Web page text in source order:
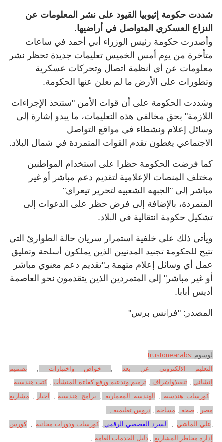
شددت حكومة إثيوبيا القيود على نشر المعلومات عن
النزاع العسكري المتواصل في أراضيها.
وأصدرت حكومة رئيس الوزراء أبي أحمد في ساعات
متأخرة من يوم أمس الخميس تعليمات جديدة تحظر نشر
معلومات عن أي أنظمة اتصال وتحركات عسكرية
وتطورات على الأرض ما لم تعلن عنها الحكومة.
وشددت الحكومة على أن قوات الأمن "ستتخذ الإجراءات
اللازمة" بحق مخالفي هذه التعليمات، ما يبدو إشارة إلى
وسائل إعلام ونشطاء في مواقع التواصل
الاجتماعي يغطون تقدم القوات المتمردة في شمال البلاد.
كما فرضت الحكومة حظرا على استخدام المواطنين
مختلف المنصات الإعلامية لتقديم دعم مباشر أو غير
مباشر إلى "الجبهة الشعبية لتحرير تيغراي"
المتمردة، بالإضافة إلى فرض حظر على الدعوات إلى
تشكيل حكومة انتقالية في البلاد.
ويأتي ذلك على خلفية استمرار سريان حالة الطوارئ التي
تتيح للحكومة تجنيد المدنيين الذين يملكون أسلحة وتعليق
عمل أي وسائل إعلام متهمة بـ"تقديم دعم معنوي مباشر
أو غير مباشر" إلى المتمردين الذين يتقدمون نحو العاصمة
أديس أبابا.
المصدر: "فرانس برس"
لوسوم :trustonearabs
التعليم الالكترونى عن بعد , خواص واختبارات ,تصميم
إنشائي , تنفيذواشراف , ترميم وتدعيم ورفع كفاءة المنشأت ,كتب هندسية
كورسات هندسية , الهندسة المعمارية , برامج هندسية , اخبار , مشاريع
مصر , صحة , مساحة , دروس تعليمية ,
,علي الماشي , السرد القصصي الرقمي ,كورسات ودورات مجانية ,كورس
إدارة مخاطر المشاريع , دليل الخدمات العامة ,